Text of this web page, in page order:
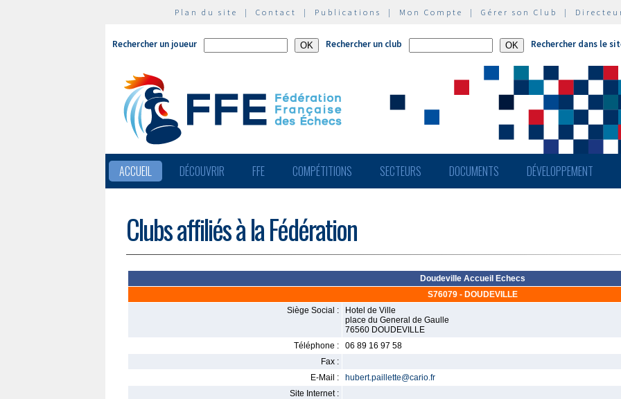
Plan du site | Contact | Publications | Mon Compte | Gérer son Club |
Rechercher un joueur Rechercher un club Rechercher dans le
ACCUEIL DÉCOUVRIR FFE COMPÉTITIONS SECTEURS DOCUMENTS DÉVELOPPEMENT
Clubs affiliés à la Fédération
Doudeville Accueil Echecs
S76079 - DOUDEVILLE
Siège Social :
Hotel de Ville
place du General de Gaulle
76560 DOUDEVILLE
Téléphone :
06 89 16 97 58
Fax :
E-Mail :
hubert.paillette@cario.fr
Site Internet :